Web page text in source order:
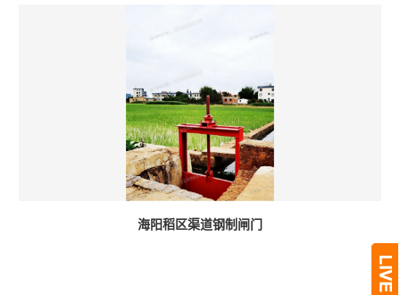
海阳稻区渠道钢制闸门